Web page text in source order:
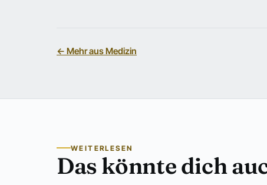
← Mehr aus Medizin
WEITERLESEN
Das könnte dich